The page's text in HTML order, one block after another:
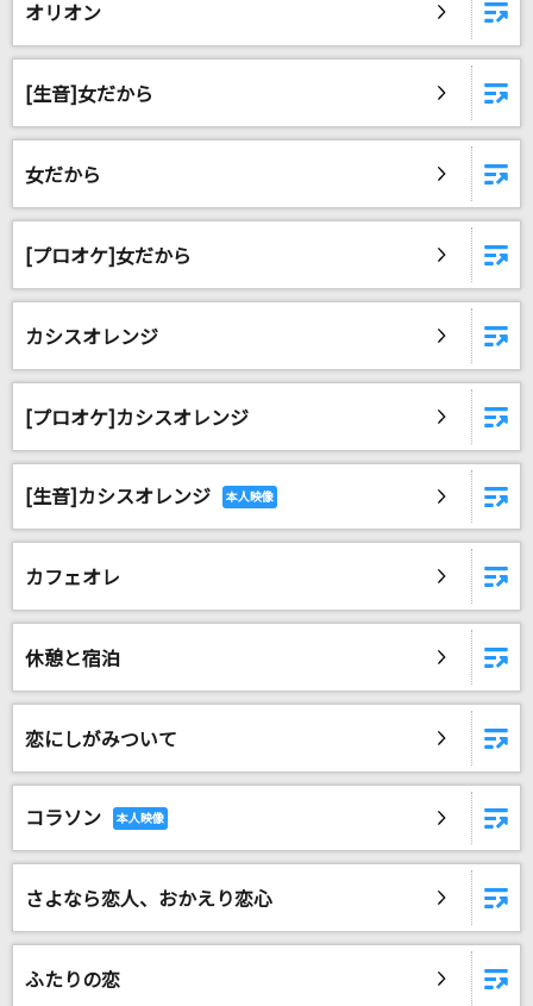
Stay Alive
[生音]Silly(4th ワンマンTour～20 twenty～)
家入レオ
日曜日よりの使者
THE HIGH-LOWS(ザ・ハイロウズ)
B小町 アイ(CV:高橋李依)
DAMの新曲・ランキングなど
カラオケ最新情報をチェック！
DAMに会員登録・ログインして
自宅でカラオケ歌い放題！
オリオン
[生音]女だから
女だから
[プロオケ]女だから
カシスオレンジ
[プロオケ]カシスオレンジ
[生音]カシスオレンジ
カフェオレ
休憩と宿泊
恋にしがみついて
コラソン
さよなら恋人、おかえり恋心
ふたりの恋